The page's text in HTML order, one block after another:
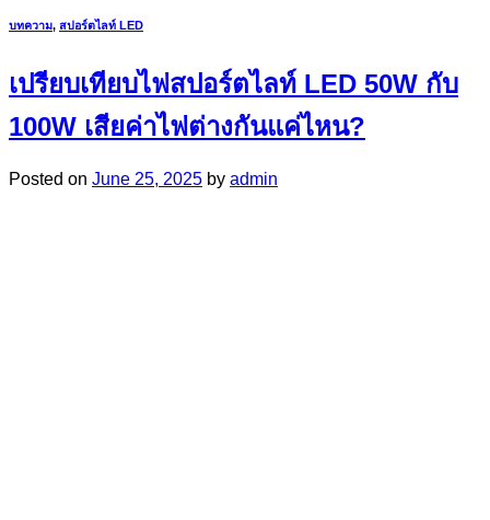
บทความ, สปอร์ตไลท์ LED
เปรียบเทียบไฟสปอร์ตไลท์ LED 50W กับ
100W เสียค่าไฟต่างกันแค่ไหน?
Posted on June 25, 2025 by admin